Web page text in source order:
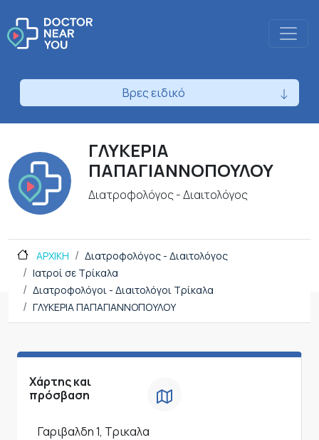
Βρες ειδικό
ΓΛΥΚΕΡΙΑ
ΠΑΠΑΓΙΑΝΝΟΠΟΥΛΟΥ
Διατροφολόγος - Διαιτολόγος
ΑΡΧΙΚΗ
Διατροφολόγος - Διαιτολόγος
Ιατροί σε Τρίκαλα
Διατροφολόγοι - Διαιτολόγοι Τρίκαλα
ΓΛΥΚΕΡΙΑ ΠΑΠΑΓΙΑΝΝΟΠΟΥΛΟΥ
Χάρτης και
πρόσβαση
Γαριβαλδη 1, Τρικαλα